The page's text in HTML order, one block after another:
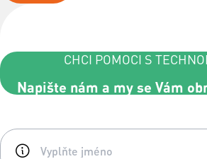
CHCI POMOCI S
Napište nám a my se Vám